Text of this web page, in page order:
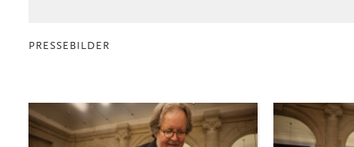
PRESSEBILDER